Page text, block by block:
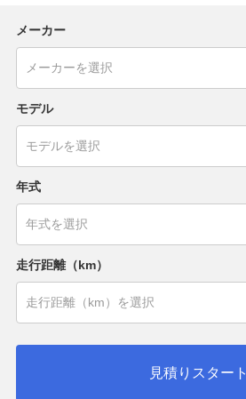
メーカー
モデル
年式
走行距離（km）
見積りスタート